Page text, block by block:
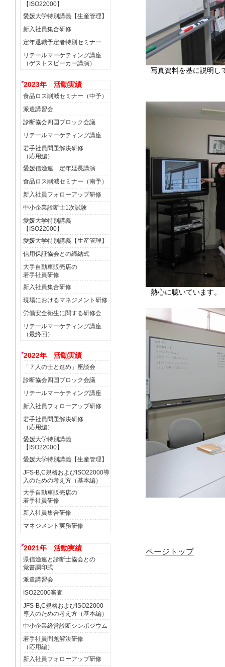
【ISO22000】
愛媛大学特別講義【生産管理】
新入社員集合研修
定年退職予定者特別セミナー
リテールマーケティング講座
（ゲストスピーカー講演）
2023年 活動実績
食品ロス削減セミナー（中予）
派遣講習会
診断協会四国ブロック会議
リテールマーケティング講座
若手社員問題解決研修
（応用編）
愛媛信漁連 定年延長講演
食品ロス削減セミナー（南予）
新入社員フォローアップ研修
中小企業診断士1次試験
愛媛大学特別講義
【ISO22000】
愛媛大学特別講義【生産管理】
信用保証協会との締結式
大手自動車販売店の
若手社員研修
新入社員集合研修
現場におけるマネジメント研修
労働安全衛生に関する研修会
リテールマーケティング講座
（最終回）
2022年 活動実績
「７人の士と進め」座談会
診断協会四国ブロック会議
リテールマーケティング講座
新入社員フォローアップ研修
若手社員問題解決研修
（応用編）
愛媛大学特別講義
【ISO22000】
愛媛大学特別講義【生産管理】
JFS-B,C規格およびISO22000導
入のための考え方（基本編）
大手自動車販売店の
若手社員研修
新入社員集合研修
マネジメント実務研修
2021年 活動実績
県信漁連と診断士協会との
覚書調印式
派遣講習会
ISO22000審査
JFS-B,C規格およびISO22000
導入のための考え方（基本編）
中小企業経営診断シンポジウム
若手社員問題解決研修
（応用編）
新入社員フォローアップ研修
写真資料を基に説明し
熱心に聴いています。
ページトップ